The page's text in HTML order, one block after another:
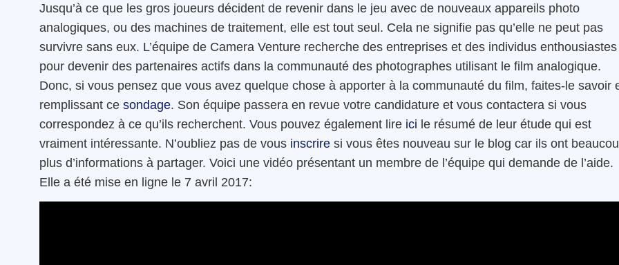
Jusqu’à ce que les gros joueurs décident de revenir dans le jeu avec de nouveaux appareils photo
analogiques, ou des machines de traitement, elle est tout seul. Cela ne signifie pas qu’elle ne peut pas
survivre sans eux. L’équipe de Camera Venture recherche des entreprises et des individus enthousiastes
pour devenir des partenaires actifs dans la communauté des photographes utilisant le film analogique.
Donc, si vous pensez que vous avez quelque chose à apporter à la communauté du film, faites-le savoir
remplissant ce sondage. Son équipe passera en revue votre candidature et vous contactera si vous
correspondez à ce qu’ils recherchent. Vous pouvez également lire ici le résumé de leur étude qui est
vraiment intéressante. N’oubliez pas de vous inscrire si vous êtes nouveau sur le blog car ils ont
plus d’informations à partager. Voici une vidéo présentant un membre de l’équipe qui demande de l’aide.
Elle a été mise en ligne le 7 avril 2017: